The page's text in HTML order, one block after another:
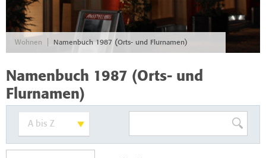
Wohnen Namenbuch 1987 (Orts- und Flurnamen)
Namenbuch 1987 (Orts- und
Flurnamen)